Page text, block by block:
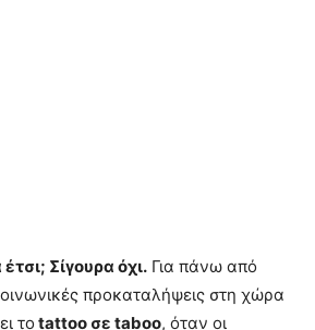
Σίγουρα όχι. Για πάνω από
προκαταλήψεις στη χώρα
το tattoo σε taboo, όταν οι